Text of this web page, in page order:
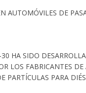
AUTOMÓVILES DE
HA SIDO
LOS FABRICANTES
PARTÍCULAS PARA